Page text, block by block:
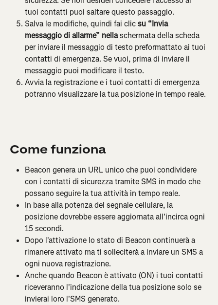
tuoi contatti puoi saltare questo passaggio.
Salva le modifiche, quindi fai clic su “Invia
messaggio di allarme” nella schermata della scheda
per inviare il messaggio di testo preformattato ai tuoi
contatti di emergenza. Se vuoi, prima di inviare il
messaggio puoi modificare il testo.
Avvia la registrazione e i tuoi contatti di emergenza
potranno visualizzare la tua posizione in tempo reale.
Come funziona
Beacon genera un URL unico che puoi condividere
con i contatti di sicurezza tramite SMS in modo che
possano seguire la tua attività in tempo reale.
In base alla potenza del segnale cellulare, la
posizione dovrebbe essere aggiornata all'incirca ogni
15 secondi.
Dopo l'attivazione lo stato di Beacon continuerà a
rimanere attivato ma ti solleciterà a inviare un SMS a
ogni nuova registrazione.
Anche quando Beacon è attivato (ON) i tuoi contatti
riceveranno l'indicazione della tua posizione solo se
invierai loro l'SMS generato.